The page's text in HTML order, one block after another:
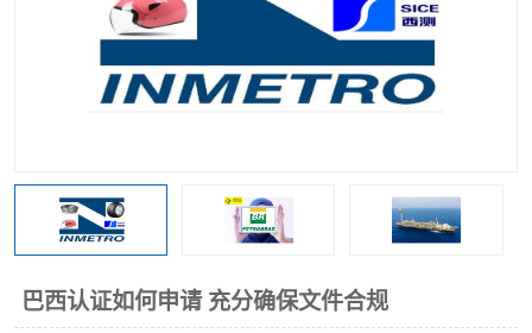
巴西认证如何申请 充分确保文件合规